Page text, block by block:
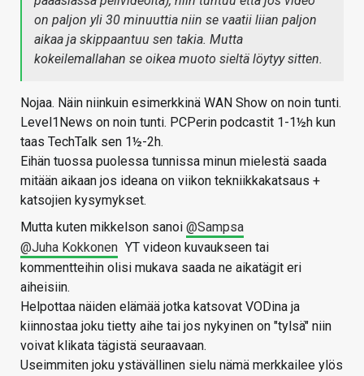
on paljon yli 30 minuuttia niin se vaatii liian paljon
aikaa ja skippaantuu sen takia. Mutta
kokeilemallahan se oikea muoto sieltä löytyy sitten.
Nojaa. Näin niinkuin esimerkkinä WAN Show on noin tunti.
Level1News on noin tunti. PCPerin podcastit 1-1½h kun
taas TechTalk sen 1½-2h.
Eihän tuossa puolessa tunnissa minun mielestä saada
mitään aikaan jos ideana on viikon tekniikkakatsaus +
katsojien kysymykset.
Mutta kuten mikkelson sanoi @Sampsa
@Juha Kokkonen YT videon kuvaukseen tai
kommentteihin olisi mukava saada ne aikatägit eri
aiheisiin.
Helpottaa näiden elämää jotka katsovat VODina ja
kiinnostaa joku tietty aihe tai jos nykyinen on "tylsä" niin
voivat klikata tägistä seuraavaan.
Useimmiten joku ystävällinen sielu nämä merkkailee ylös